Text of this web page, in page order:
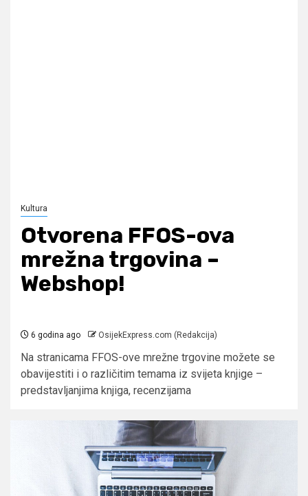
Kultura
Otvorena FFOS-ova
mrežna trgovina –
Webshop!
6 godina ago OsijekExpress.com (Redakcija)
Na stranicama FFOS-ove mrežne trgovine možete se
obavijestiti i o različitim temama iz svijeta knjige –
predstavljanjima knjiga, recenzijama